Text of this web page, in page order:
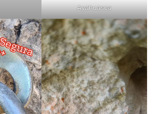
Ayahuasca